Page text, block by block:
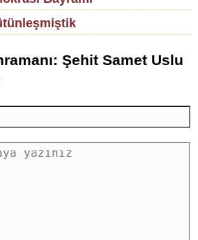
Şehit Samet Uslu